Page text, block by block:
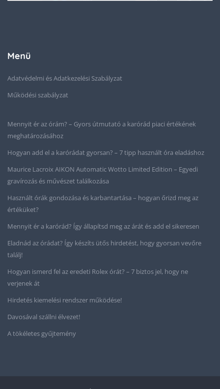
Menü
Adatvédelmi és Adatkezelési Szabályzat
Működési szabályzat
Mennyit ér az órám? – Gyors útmutató a karórád piaci értékének
meghatározásához
Hogyan add el a karórádat gyorsan? – 7 tipp használt óra eladáshoz
Maurice Lacroix AIKON Automatic Wotto Limited Edition – Egyedi
gravírozás és művészet találkozása
Használt órák gondozása és karbantartása – hogyan őrizd meg az
értéküket?
Mennyit ér a karórád? Így állapítsd meg az árát és add el sikeresen
Eladnád az órádat? Így készíts ütős hirdetést, hogy gyorsan vevőre
találj!
Hogyan ismerd fel az eredeti Rolex órát? – 7 biztos jel, hogy ne
verjenek át
Hirdetés kiemelési rendszer működése!
Davosával szállni élvezet!
A tökéletes gyűjtemény